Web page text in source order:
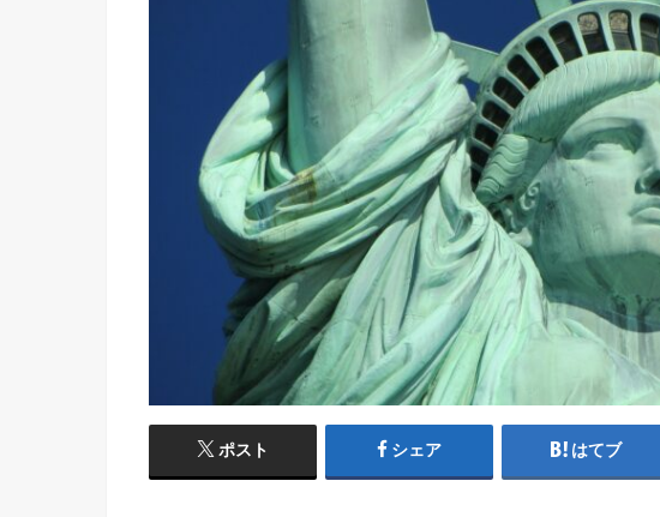
ポスト シェア はてブ